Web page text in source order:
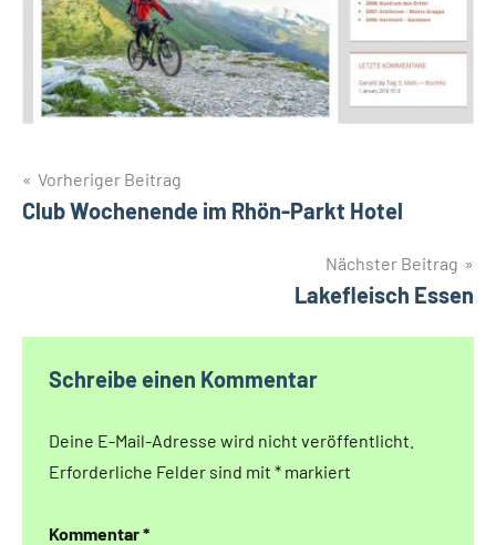
Beitragsnavigation
Vorheriger Beitrag
Club Wochenende im Rhön-Parkt Hotel
Nächster Beitrag
Lakefleisch Essen
Schreibe einen Kommentar
Deine E-Mail-Adresse wird nicht veröffentlicht.
Erforderliche Felder sind mit * markiert
Kommentar*